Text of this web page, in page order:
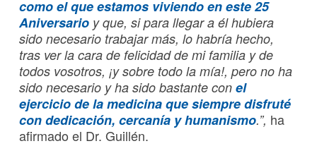
como el que estamos viviendo en este 25
Aniversario y que, si para llegar a él hubiera
sido necesario trabajar más, lo habría hecho,
tras ver la cara de felicidad de mi familia y de
todos vosotros, ¡y sobre todo la mía!, pero no ha
sido necesario y ha sido bastante con el
ejercicio de la medicina que siempre disfruté
con dedicación, cercanía y humanismo.”, ha
afirmado el Dr. Guillén.